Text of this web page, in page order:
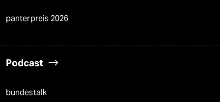
panterpreis 2026
Podcast
bundestalk